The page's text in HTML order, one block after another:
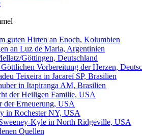
guten Hirten an Enoch, Kolumbien
an Luz de Maria, Argentinien
Göttingen, Deutschland
Vorbereitung der Herzen,
Teixeira in Jacareí SP, Brasilien
in Itapiranga AM, Brasilien
der Heiligen Familie, USA
der Erneuerung, USA
in Rochester NY, USA
Kyle in North Ridgeville, USA
Quellen